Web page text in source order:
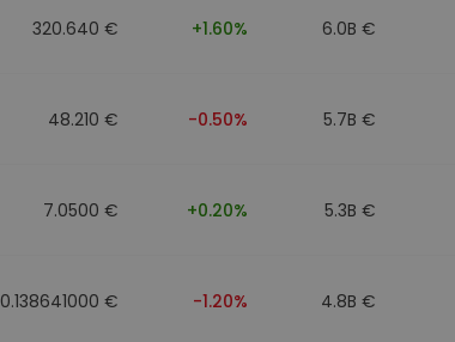
320.640 € +1.60% 6.0B €
48.210 € -0.50% 5.7B €
7.0500 € +0.20% 5.3B €
0.138641000 € -1.20% 4.8B €